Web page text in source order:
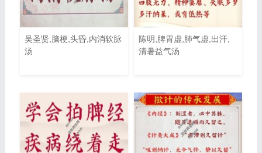
吴圣贤,脑梗,头昏,内消软脉
汤
陈明,脾胃虚,肺气虚,出汗,
清暑益气汤